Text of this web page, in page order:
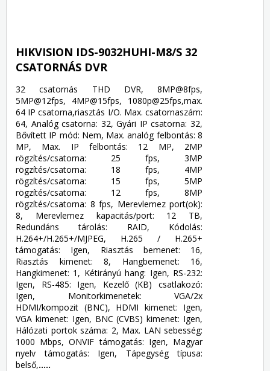
HIKVISION IDS-9032HUHI-M8/S 32
CSATORNÁS DVR
32 csatornás THD DVR, 8MP@8fps,
5MP@12fps, 4MP@15fps, 1080p@25fps,max.
64 IP csatorna,riasztás I/O. Max. csatornaszám:
64, Analóg csatorna: 32, Gyári IP csatorna: 32,
Bővített IP mód: Nem, Max. analóg felbontás: 8
MP, Max. IP felbontás: 12 MP, 2MP
rögzítés/csatorna: 25 fps, 3MP
rögzítés/csatorna: 18 fps, 4MP
rögzítés/csatorna: 15 fps, 5MP
rögzítés/csatorna: 12 fps, 8MP
rögzítés/csatorna: 8 fps, Merevlemez port(ok):
8, Merevlemez kapacitás/port: 12 TB,
Redundáns tárolás: RAID, Kódolás:
H.264+/H.265+/MJPEG, H.265 / H.265+
támogatás: Igen, Riasztás bemenet: 16,
Riasztás kimenet: 8, Hangbemenet: 16,
Hangkimenet: 1, Kétirányú hang: Igen, RS-232:
Igen, RS-485: Igen, Kezelő (KB) csatlakozó:
Igen, Monitorkimenetek: VGA/2x
HDMI/kompozit (BNC), HDMI kimenet: Igen,
VGA kimenet: Igen, BNC (CVBS) kimenet: Igen,
Hálózati portok száma: 2, Max. LAN sebesség:
1000 Mbps, ONVIF támogatás: Igen, Magyar
nyelv támogatás: Igen, Tápegység típusa:
belső,.....